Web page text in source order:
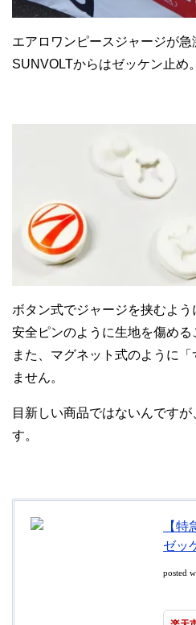
エアロワンピースジャージが
SUNVOLTからはゼッケン止め。
ボタン式でジャージを挟むよう
安全ピンのように生地を傷める
また、マグネット式のように
ません。
目新しい商品ではないんです
す。
【
ゼッ
posted